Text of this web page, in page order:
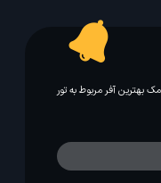
بهترین آفر مربوط به تور